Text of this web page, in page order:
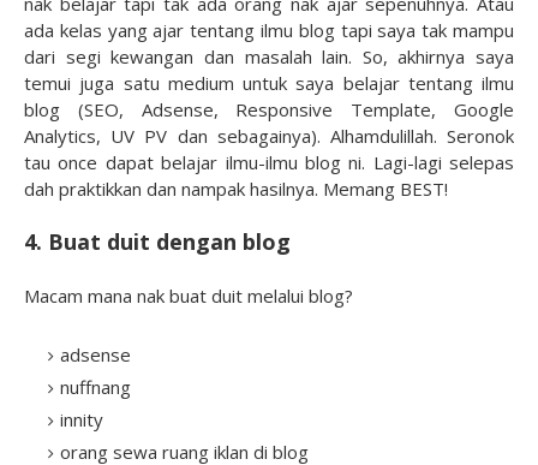
ada kelas yang ajar tentang ilmu blog tapi saya tak mampu
dari segi kewangan dan masalah lain. So, akhirnya saya
temui juga satu medium untuk saya belajar tentang ilmu
blog (SEO, Adsense, Responsive Template, Google
Analytics, UV PV dan sebagainya). Alhamdulillah. Seronok
tau once dapat belajar ilmu-ilmu blog ni. Lagi-lagi selepas
dah praktikkan dan nampak hasilnya. Memang BEST!
4. Buat duit dengan blog
Macam mana nak buat duit melalui blog?
adsense
nuffnang
innity
orang sewa ruang iklan di blog